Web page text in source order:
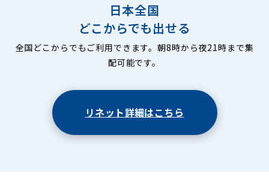
日本全国
どこからでも出せる
全国どこからでもご利用できます。朝8時から夜21時まで集
配可能です。
リネット詳細はこちら